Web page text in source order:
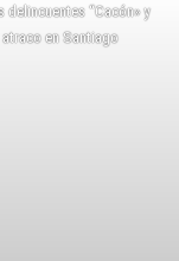
“Cacón» y
atraco en Santiago